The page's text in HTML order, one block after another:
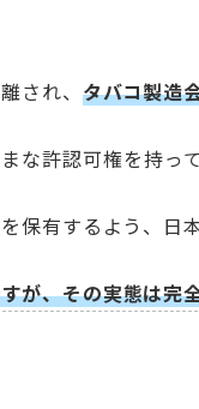
され、 タバコ製造
な許認可権を持って
保有するよう、日
が、その実態は完